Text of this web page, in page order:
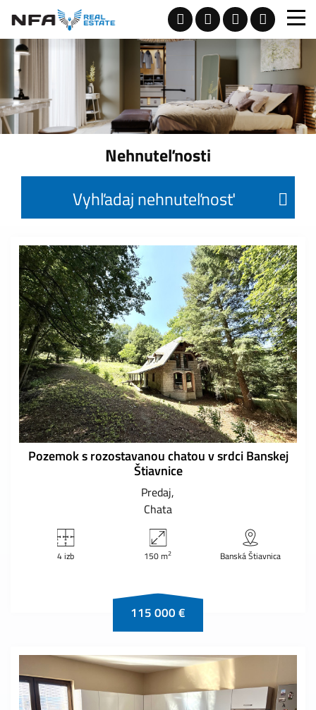
Nehnuteľnosti
Vyhľadaj nehnuteľnosť
Pozemok s rozostavanou chatou v srdci Banskej
Štiavnice
Predaj
Chata
4 izb 150 m2 Banská Štiavnica
115 000 €